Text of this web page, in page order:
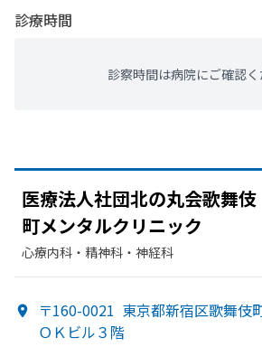
診療時間
診察時間は病院にご確認
医療法人社団北の丸会歌舞伎
町メンタルクリニック
心療内科・​精神科・神経科
〒160-0021 東京都新宿区歌舞伎
ＯＫビル３階